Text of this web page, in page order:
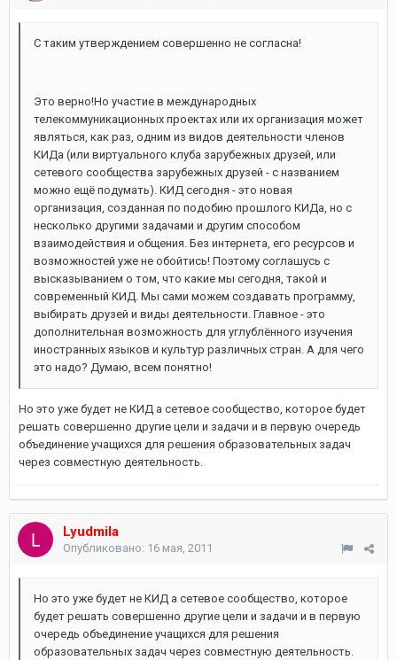
С таким утверждением совершенно не согласна!
Это верно!Но участие в международных
телекоммуникационных проектах или их организация может
являться, как раз, одним из видов деятельности членов
КИДа (или виртуального клуба зарубежных друзей, или
сетевого сообщества зарубежных друзей - с названием
можно ещё подумать). КИД сегодня - это новая
организация, созданная по подобию прошлого КИДа, но с
несколько другими задачами и другим способом
взаимодействия и общения. Без интернета, его ресурсов и
возможностей уже не обойтись! Поэтому соглашусь с
высказыванием о том, что какие мы сегодня, такой и
современный КИД. Мы сами можем создавать программу,
выбирать друзей и виды деятельности. Главное - это
дополнительная возможность для углублённого изучения
иностранных языков и культур различных стран. А для чего
это надо? Думаю, всем понятно!
Но это уже будет не КИД а сетевое сообщество, которое будет
решать совершенно другие цели и задачи и в первую очередь
объединение учащихся для решения образовательных задач
через совместную деятельность.
Lyudmila
Опубликовано: 16 мая, 2011
Но это уже будет не КИД а сетевое сообщество, которое
будет решать совершенно другие цели и задачи и в первую
очередь объединение учащихся для решения
образовательных задач через совместную деятельность.